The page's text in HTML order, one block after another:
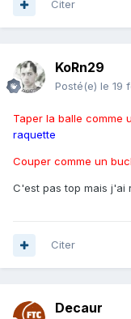
Citer
KoRn29
Posté(e) le 19
Taper la balle comme
raquette
Couper comme un
C'est pas top mais j'ai
Citer
Decaur